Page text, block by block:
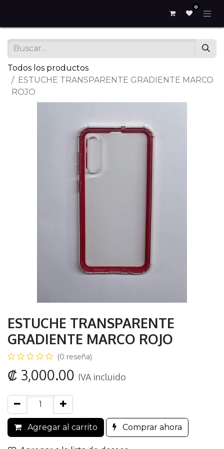
0
Todos los productos
ESTUCHE TRANSPARENTE GRADIENTE MARCO
ROJO
ESTUCHE TRANSPARENTE
GRADIENTE MARCO ROJO
(0 reseña)
₡ 3,000.00 IVA incluido
Agregar al carrito Comprar ahora